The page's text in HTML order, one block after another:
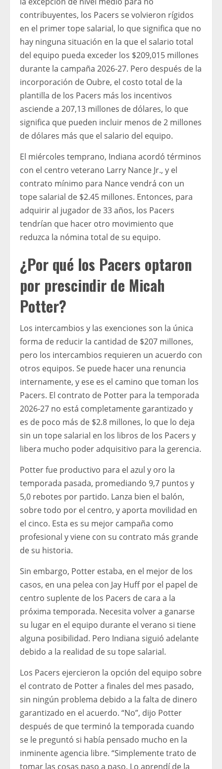
contribuyentes, los Pacers se volvieron rígidos
en el primer tope salarial, lo que significa que no
hay ninguna situación en la que el salario total
del equipo pueda exceder los $209,015 millones
durante la campaña 2026-27. Pero después de la
incorporación de Oubre, el costo total de la
plantilla de los Pacers más los incentivos
asciende a 207,13 millones de dólares, lo que
significa que pueden incluir menos de 2 millones
de dólares más que el salario del equipo.
El miércoles temprano, Indiana acordó términos
con el centro veterano Larry Nance Jr., y el
contrato mínimo para Nance vendrá con un
tope salarial de $2.45 millones. Entonces, para
adquirir al jugador de 33 años, los Pacers
tendrían que hacer otro movimiento que
reduzca la nómina total de su equipo.
¿Por qué los Pacers optaron
por prescindir de Micah
Potter?
Los intercambios y las exenciones son la única
forma de reducir la cantidad de $207 millones,
pero los intercambios requieren un acuerdo con
otros equipos. Se puede hacer una renuncia
internamente, y ese es el camino que toman los
Pacers. El contrato de Potter para la temporada
2026-27 no está completamente garantizado y
es de poco más de $2.8 millones, lo que lo deja
sin un tope salarial en los libros de los Pacers y
libera mucho poder adquisitivo para la gerencia.
Potter fue productivo para el azul y oro la
temporada pasada, promediando 9,7 puntos y
5,0 rebotes por partido. Lanza bien el balón,
sobre todo por el centro, y aporta movilidad en
el cinco. Esta es su mejor campaña como
profesional y viene con su contrato más grande
de su historia.
Sin embargo, Potter estaba, en el mejor de los
casos, en una pelea con Jay Huff por el papel de
centro suplente de los Pacers de cara a la
próxima temporada. Necesita volver a ganarse
su lugar en el equipo durante el verano si tiene
alguna posibilidad. Pero Indiana siguió adelante
debido a la realidad de su tope salarial.
Los Pacers ejercieron la opción del equipo sobre
el contrato de Potter a finales del mes pasado,
sin ningún problema debido a la falta de dinero
garantizado en el acuerdo. “No”, dijo Potter
después de que terminó la temporada cuando
se le preguntó si había pensado mucho en la
inminente agencia libre. “Simplemente trato de
tomar las cosas paso a paso. Lo aprendí de la